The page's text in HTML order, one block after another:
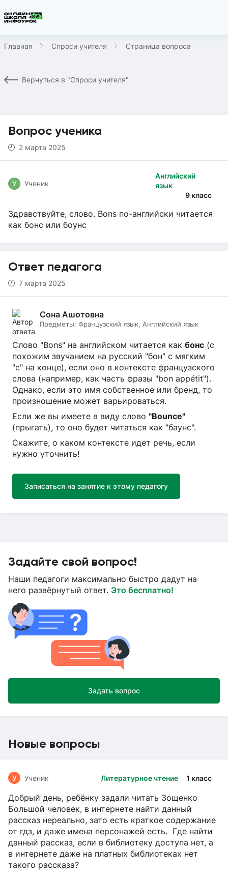
Главная Спроси учителя Страница вопроса
Вернуться в "Спроси учителя"
Вопрос ученика
2 марта 2025
Английский
язык
9 класс
У Ученик
Здравствуйте, слово. Bons по-английски читается
как бонс или боунс
Ответ педагога
7 марта 2025
Сона Ашотовна
Предметы: Французский язык, Английский язык
Слово "Bons" на английском читается как бонс (с
похожим звучанием на русский "бон" с мягким
"с" на конце), если оно в контексте французского
слова (например, как часть фразы "bon appétit").
Однако, если это имя собственное или бренд, то
произношение может варьироваться.
Если же вы имеете в виду слово "Bounce"
(прыгать), то оно будет читаться как "баунс".
Скажите, о каком контексте идет речь, если
нужно уточнить!
Записаться на занятие к этому педагогу
Задайте свой вопрос!
Наши педагоги максимально быстро дадут на
него развёрнутый ответ. Это бесплатно!
Задать вопрос
Новые вопросы
Литературное чтение 1 класс
У Ученик
Добрый день, ребёнку задали читать Зощенко
Большой человек, в интернете найти данный
рассказ нереально, зато есть краткое содержание
от гдз, и даже имена персонажей есть. Где найти
данный рассказ, если в библиотеку доступа нет, а
в интернете даже на платных библиотеках нет
такого рассказа?